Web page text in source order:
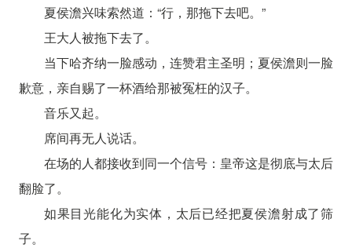
夏侯澹兴味索然道：“行，那拖下去吧。”
王大人被拖下去了。
当下哈齐纳一脸感动，连赞君主圣明；夏侯澹则一脸
歉意，亲自赐了一杯酒给那被冤枉的汉子。
音乐又起。
席间再无人说话。
在场的人都接收到同一个信号：皇帝这是彻底与太后
翻脸了。
如果目光能化为实体，太后已经把夏侯澹射成了筛
子。